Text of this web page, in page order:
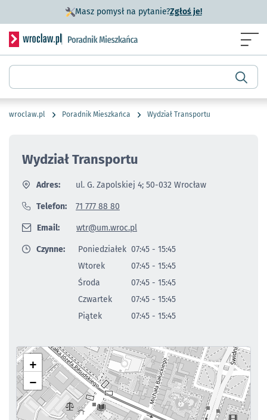
Masz pomysł na pytanie?Zgłoś je!- otworzy się w
Serwis informacyjny wroclaw.pl podserwis: Poradnik
Wyszukiwarka
wroclaw.pl Poradnik Mieszkańca Wydział Transportu
Wydział Transportu
Adres: ul. G. Zapolskiej 4; 50-032 Wrocław
Telefon: 71 777 88 80
Email: wtr@um.wroc.pl
Czynne: Poniedziałek 07:45 - 15:45
Wtorek
07:45 - 15:45
Środa
07:45 - 15:45
Czwartek
07:45 - 15:45
Piątek
07:45 - 15:45
+
−